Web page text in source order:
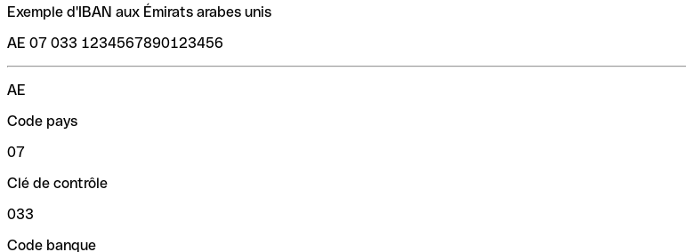
Exemple d'IBAN aux Émirats arabes unis
AE 07 033 1234567890123456
AE
Code pays
07
Clé de contrôle
033
Code banque